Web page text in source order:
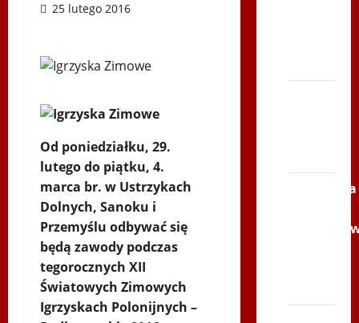
25 lutego 2016
Od poniedziałku, 29.
lutego do piątku, 4.
marca br. w Ustrzykach
Dolnych, Sanoku i
Przemyślu odbywać się
będą zawody podczas
tegorocznych XII
Światowych Zimowych
Igrzyskach Polonijnych –
Siatkówka